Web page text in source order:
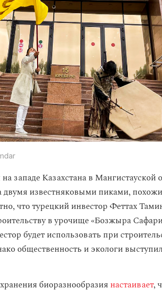
западе Казахстана в Мангистауской
двумя известняковыми пиками,
что турецкий инвестор Феттах
в урочище «Бозжыра
будет использовать при
общественность и экологи
биоразнообразия настаивает,